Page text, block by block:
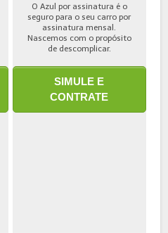
O Azul por assinatura é o
seguro para o seu carro por
assinatura mensal.
Nascemos com o propósito
de descomplicar.
SIMULE E
CONTRATE